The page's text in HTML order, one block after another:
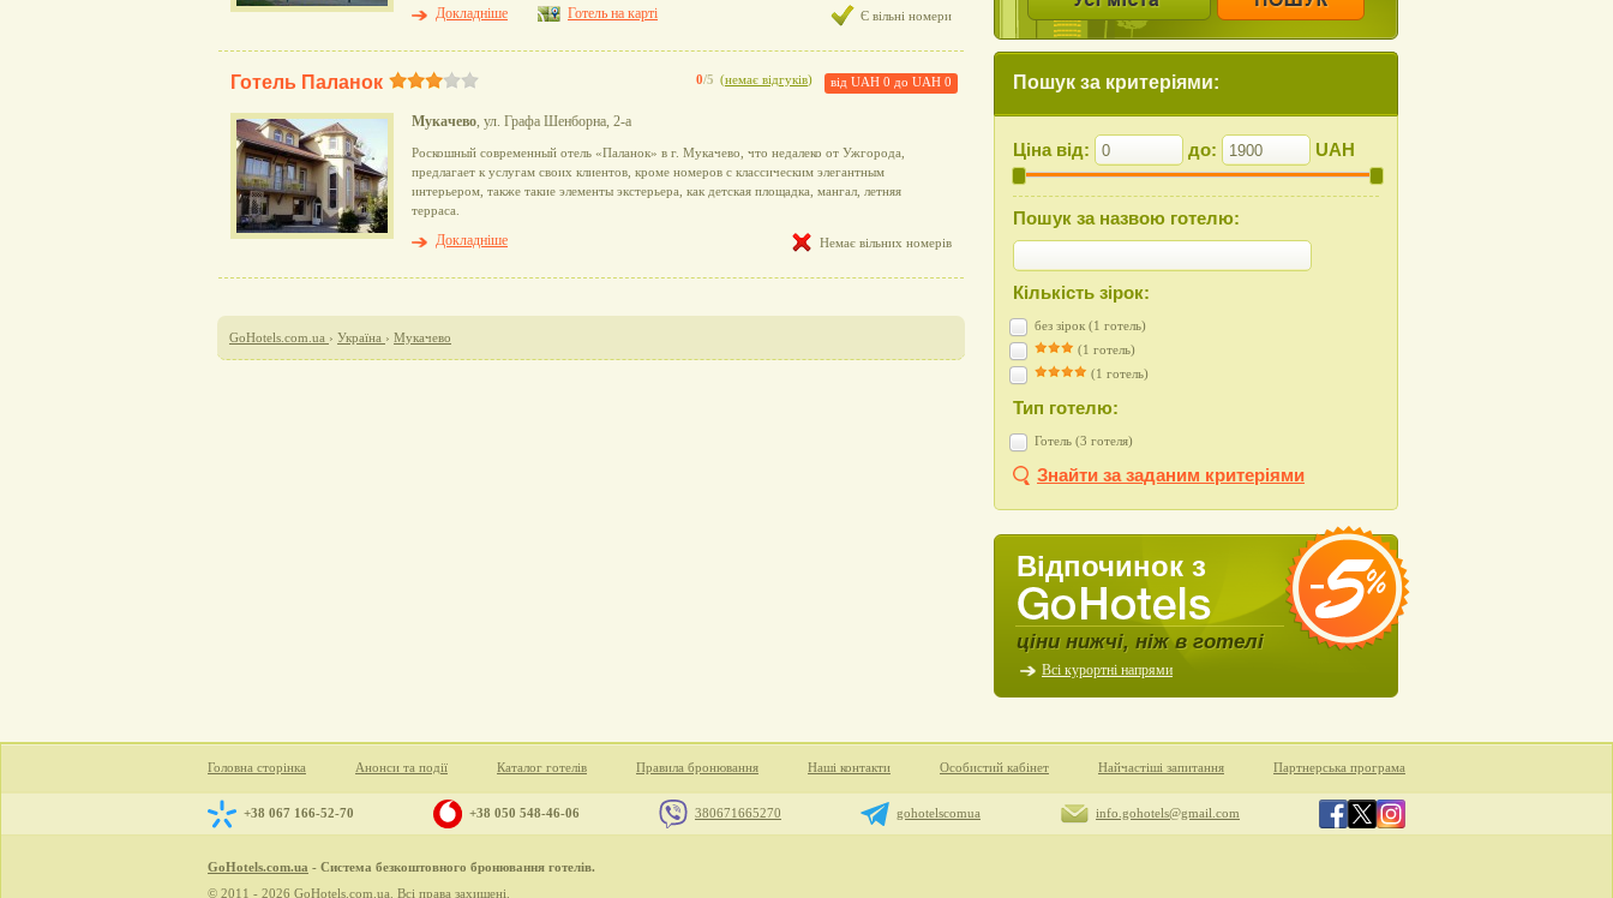
Докладніше Готель на карті Є вільні номери
0/5 (немає відгуків) від UAH 0 до UAH 0
Готель Паланок
Мукачево, ул. Графа Шенборна, 2-а
Роскошный современный отель «Паланок» в г. Мукачево, что недалеко от Ужгорода,
предлагает к услугам своих клиентов, кроме номеров с классическим элегантным
интерьером, также такие элементы экстерьера, как детская площадка, мангал, летняя
терраса.
Докладніше Немає вільних номерів
GoHotels.com.ua › Україна › Мукачево
Пошук за критеріями:
Ціна від: до: UAH
Пошук за назвою готелю:
Кількість зірок:
без зірок (1 готель)
(1 готель)
(1 готель)
Тип готелю:
Готель (3 готеля)
Знайти за заданим критеріями
Відпочинок з
ціни нижчі, ніж в готелі
Всі курортні напрями
Головна сторінка Анонси та події Каталог готелів Правила бронювання Наші контакти Особистий кабінет Найчастіші запитання Партнерська програма
+38 067 166-52-70 +38 050 548-46-06 380671665270 gohotelscomua info.gohotels@gmail.com
GoHotels.com.ua - Система безкоштовного бронювання готелів.
© 2011 - 2026 GoHotels.com.ua. Всі права захищені.